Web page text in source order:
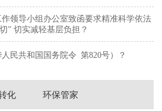
领导小组办公室致函要求精准科学依法
” 切实减轻基层负担？
民共和国国务院令 第820号）？
化 环保管家